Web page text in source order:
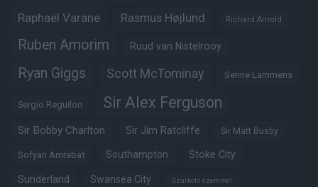
Raphaël Varane Rasmus Højlund Richard Arnold
Ruben Amorim Ruud van Nistelrooy
Ryan Giggs Scott McTominay Senne Lammens
Sergio Reguilon Sir Alex Ferguson
Sir Bobby Charlton Sir Jim Ratcliffe Sir Matt Busby
Sofyan Amrabat Southampton Stoke City
Sunderland Swansea City Szurkoló szemmel